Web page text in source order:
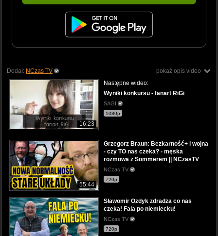
pokaż opis video
Dodał: NCzas TV
16:23
Następne wideo:
Wyniki konkursu - fanart RiGi
SAGI
1080p
55:44
Grzegorz Braun: Bezkarność+ i wojna
- czy TO nas czeka? - męska
rozmowa z Sommerem || NCzasTV
NCzas TV
720p
Sławomir Ozdyk zdradza co nas
czeka! Fala po niemiecku!
NCzas TV
720p